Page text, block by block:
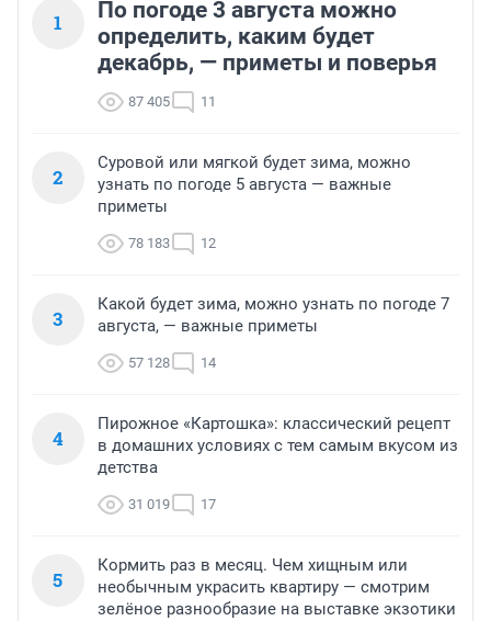
1
По погоде 3 августа можно
определить, каким будет
декабрь, — приметы и поверья
87 405 11
2
Суровой или мягкой будет зима, можно
узнать по погоде 5 августа — важные
приметы
78 183 12
3
Какой будет зима, можно узнать по погоде 7
августа, — важные приметы
57 128 14
4
Пирожное «Картошка»: классический рецепт
в домашних условиях с тем самым вкусом из
детства
31 019 17
5
Кормить раз в месяц. Чем хищным или
необычным украсить квартиру — смотрим
зелёное разнообразие на выставке экзотики